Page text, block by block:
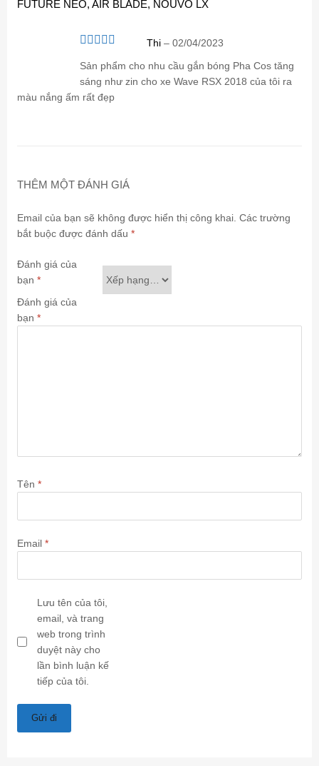
FUTURE NEO, AIR BLADE, NOUVO LX
hạng55 sao
Thi – 02/04/2023
Sản phẩm cho nhu cầu gắn bóng Pha Cos tăng
sáng như zin cho xe Wave RSX 2018 của tôi ra
màu nắng ấm rất đẹp
THÊM MỘT ĐÁNH GIÁ
Email của bạn sẽ không được hiển thị công khai. Các trường
bắt buộc được đánh dấu *
Đánh giá của
bạn *
Đánh giá của
bạn *
Tên *
Email *
Lưu tên của tôi,
email, và trang
web trong trình
duyệt này cho
lần bình luận kế
tiếp của tôi.